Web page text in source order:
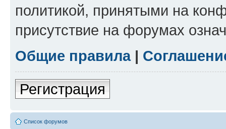
политикой, принятыми на
присутствие на форумах
Общие правила|
Регистрация
Список форумов